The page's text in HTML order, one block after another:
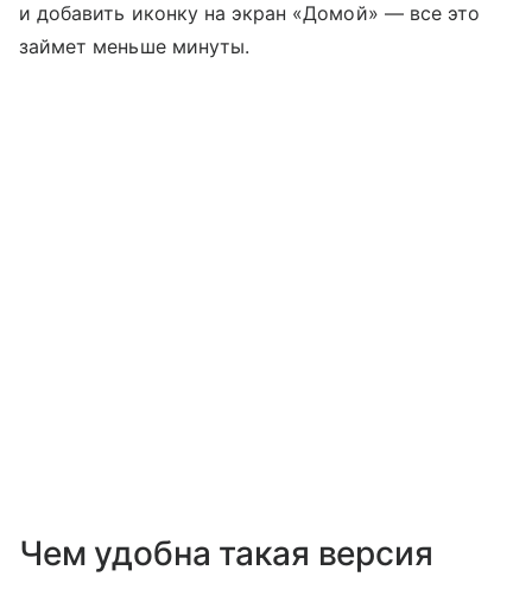
и добавить иконку на экран «Домой» — все это
займет меньше минуты.
Чем удобна такая версия